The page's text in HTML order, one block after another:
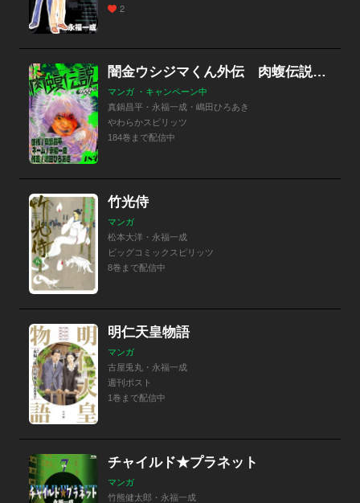
2
闇金ウシジマくん外伝 肉蝮伝説【単話】
マンガ ・キャンペーン中
真鍋昌平・永福一成・嶋田ひろあき
やわらかスピリッツ
184巻まで配信中
竹光侍
マンガ
松本大洋・永福一成
ビッグコミックスピリッツ
8巻まで配信中
明仁天皇物語
マンガ
古屋兎丸・永福一成
週刊ポスト
1巻まで配信中
チャイルド★プラネット
マンガ
竹熊健太郎・永福一成